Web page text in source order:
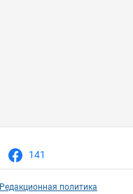
141
Редакционная политика